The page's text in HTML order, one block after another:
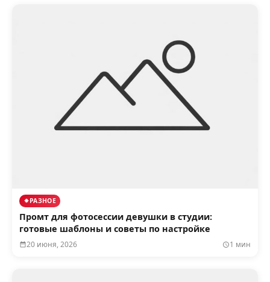
РАЗНОЕ
Промт для фотосессии девушки в студии:
готовые шаблоны и советы по настройке
20 июня, 2026 1 мин